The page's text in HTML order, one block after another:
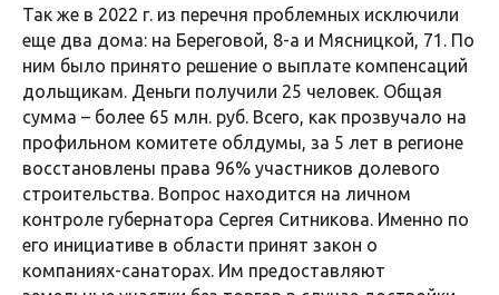
Так же в 2022 г. из перечня проблемных исключили
еще два дома: на Береговой, 8-а и Мясницкой, 71. По
ним было принято решение о выплате компенсаций
дольщикам. Деньги получили 25 человек. Общая
сумма – более 65 млн. руб. Всего, как прозвучало на
профильном комитете облдумы, за 5 лет в регионе
восстановлены права 96% участников долевого
строительства. Вопрос находится на личном
контроле губернатора Сергея Ситникова. Именно по
его инициативе в области принят закон о
компаниях-санаторах. Им предоставляют